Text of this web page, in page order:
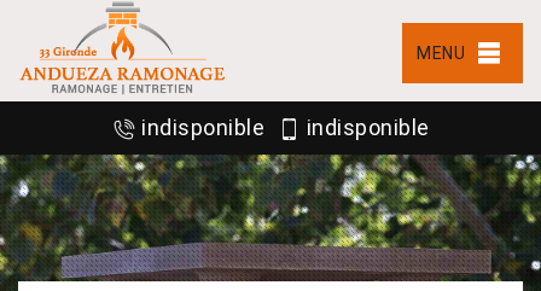
MENU
indisponible indisponible